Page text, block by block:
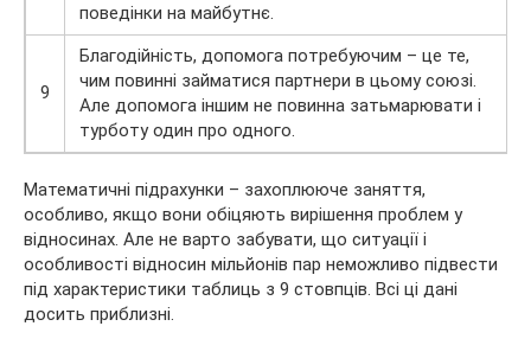
поведінки на майбутнє.
9
Благодійність, допомога потребуючим – це те,
чим повинні займатися партнери в цьому союзі.
Але допомога іншим не повинна затьмарювати і
турботу один про одного.
Математичні підрахунки – захоплююче заняття,
особливо, якщо вони обіцяють вирішення проблем у
відносинах. Але не варто забувати, що ситуації і
особливості відносин мільйонів пар неможливо підвести
під характеристики таблиць з 9 стовпців. Всі ці дані
досить приблизні.